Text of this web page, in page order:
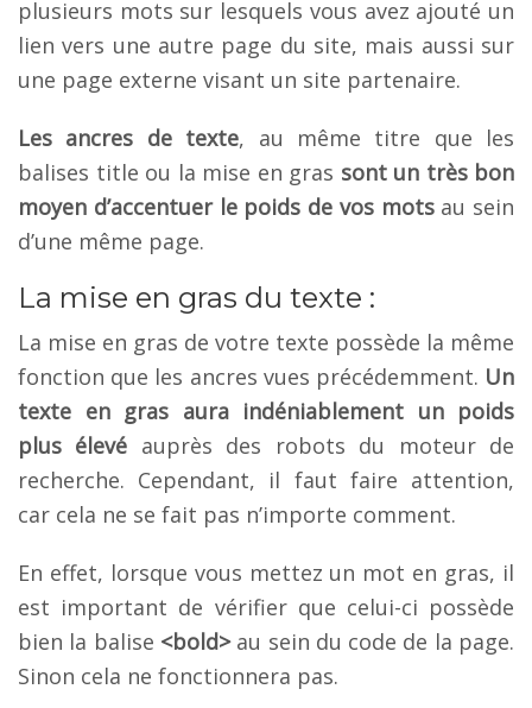
plusieurs mots sur lesquels vous avez ajouté un
lien vers une autre page du site, mais aussi sur
une page externe visant un site partenaire.
Les ancres de texte, au même titre que les
balises title ou la mise en gras sont un très bon
moyen d’accentuer le poids de vos motsau sein
d’une même page.
La mise en gras du texte :
La mise en gras de votre texte possède la même
fonction que les ancres vues précédemment. Un
texte en gras aura indéniablement un poids
plus élevé auprès des robots du moteur de
recherche. Cependant, il faut faire attention,
car cela ne se fait pas n’importe comment.
En effet, lorsque vous mettez un mot en gras, il
est important de vérifier que celui-ci possède
bien la balise <bold>au sein du code de la page.
Sinon cela ne fonctionnera pas.